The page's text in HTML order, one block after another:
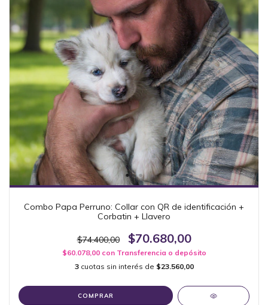
Combo Papa Perruno: Collar con QR de identificación +
Corbatin + Llavero
$74.400,00 $70.680,00
$60.078,00 con Transferencia o depósito
3 cuotas sin interés de $23.560,00
COMPRAR